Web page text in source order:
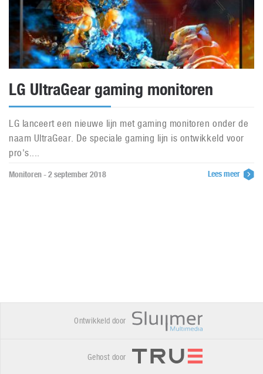
LG UltraGear gaming monitoren
LG lanceert een nieuwe lijn met gaming monitoren onder de
naam UltraGear. De speciale gaming lijn is ontwikkeld voor
pro's....
Monitoren - 2 september 2018 Lees meer
Ontwikkeld door
Gehost door